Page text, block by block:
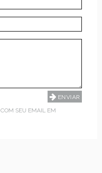
SEU EMAIL EM